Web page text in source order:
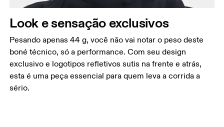
Look e sensação exclusivos
Pesando apenas 44 g, você não vai notar o peso deste
boné técnico, só a performance. Com seu design
exclusivo e logotipos refletivos sutis na frente e atrás,
esta é uma peça essencial para quem leva a corrida a
sério.